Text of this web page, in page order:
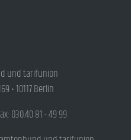
und tarifunion
• 10117 Berlin
030.40 81 - 49 99